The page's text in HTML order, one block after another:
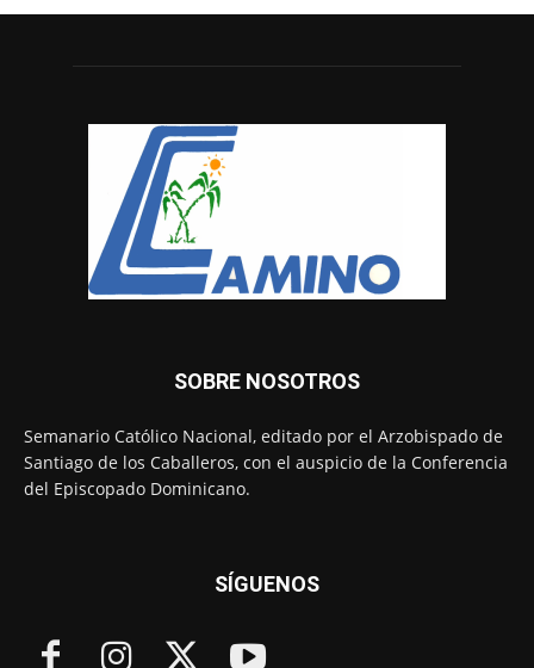
SOBRE NOSOTROS
Semanario Católico Nacional, editado por el Arzobispado de
Santiago de los Caballeros, con el auspicio de la Conferencia
del Episcopado Dominicano.
SÍGUENOS